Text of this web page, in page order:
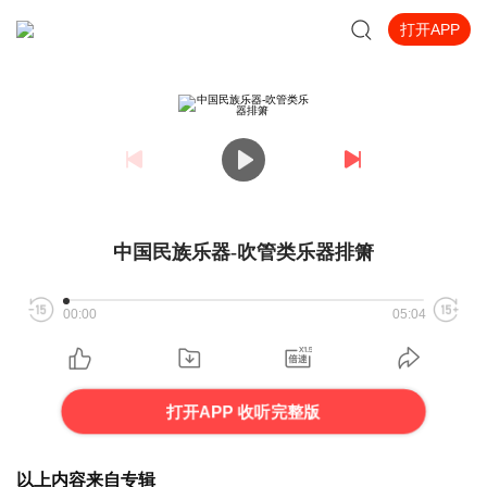
打开APP
中国民族乐器-吹管类乐器排箫
00:00 05:04
打开APP 收听完整版
以上内容来自专辑